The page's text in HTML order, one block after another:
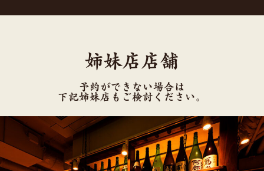
姉妹店店舗
予約ができない場合は
下記姉妹店もご検討ください。